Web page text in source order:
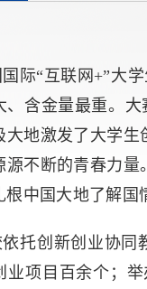
际“互联网+”大
、含金量最重。
大地激发了大学
源不断的青春力量
根中国大地了解国
依托创新创业协同
业项目百余个；